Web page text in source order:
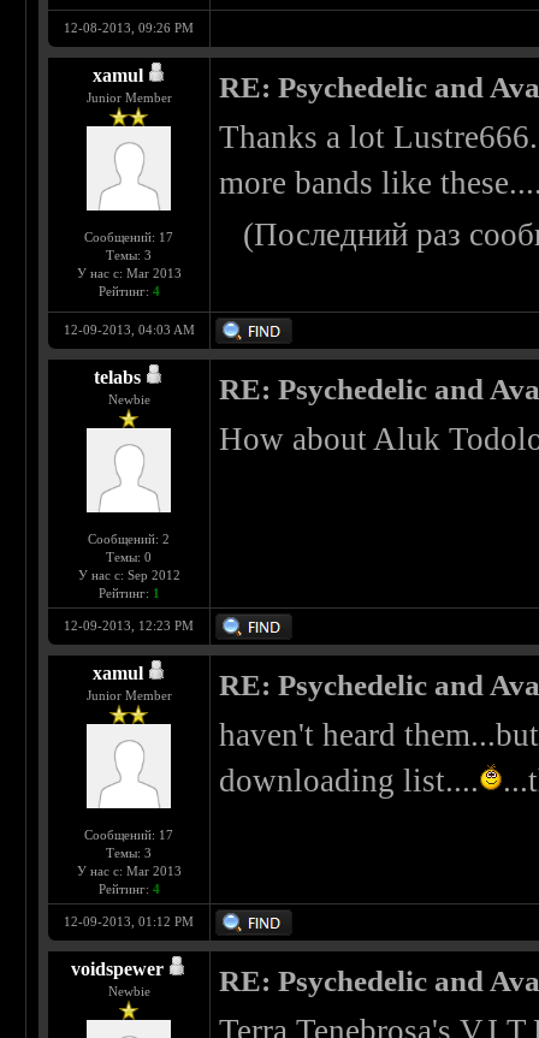
12-08-2013, 09:26 PM
xamul
Junior Member
Сообщений: 17
Темы: 3
У нас с: Mar 2013
Рейтинг: 4
RE: Psychedelic and
Thanks a lot
more bands like
(Последний раз
12-09-2013, 04:03 AM
telabs
Newbie
Сообщений: 2
Темы: 0
У нас с: Sep 2012
Рейтинг: 1
RE: Psychedelic and
How about Aluk
12-09-2013, 12:23 PM
xamul
Junior Member
Сообщений: 17
Темы: 3
У нас с: Mar 2013
Рейтинг: 4
RE: Psychedelic and
haven't heard
downloading list....
12-09-2013, 01:12 PM
voidspewer
Newbie RE: Psychedelic and